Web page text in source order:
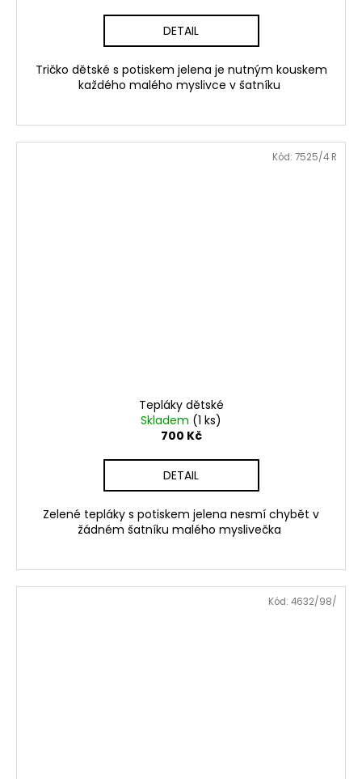
DETAIL
Tričko dětské s potiskem jelena je nutným kouskem
každého malého myslivce v šatníku
Tepláky dětské
Skladem (1 ks)
700 Kč
DETAIL
Zelené tepláky s potiskem jelena nesmí chybět v
žádném šatníku malého myslivečka
Kód: 7525/4 R
Kód: 4632/98/